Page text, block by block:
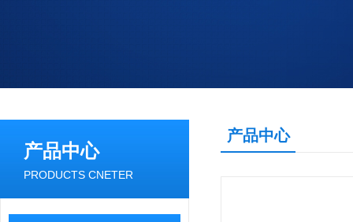
产品中心
PRODUCTS CNETER
产品中心